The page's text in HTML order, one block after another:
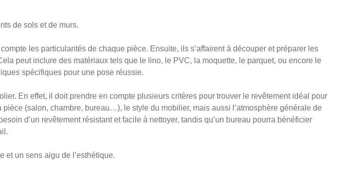
de sols et de murs.
les particularités de chaque pièce. Ensuite, ils s’affairent à découper et préparer les
peut inclure des matériaux tels que le lino, le PVC, la moquette, le parquet, ou encore le
spécifiques pour une pose réussie.
En effet, il doit prendre en compte plusieurs critères pour trouver le revêtement idéal pour
(salon, chambre, bureau…), le style du mobilier, mais aussi l’atmosphère générale de
d’un revêtement résistant et facile à nettoyer, tandis qu’un bureau pourra bénéficier
et un sens aigu de l’esthétique.